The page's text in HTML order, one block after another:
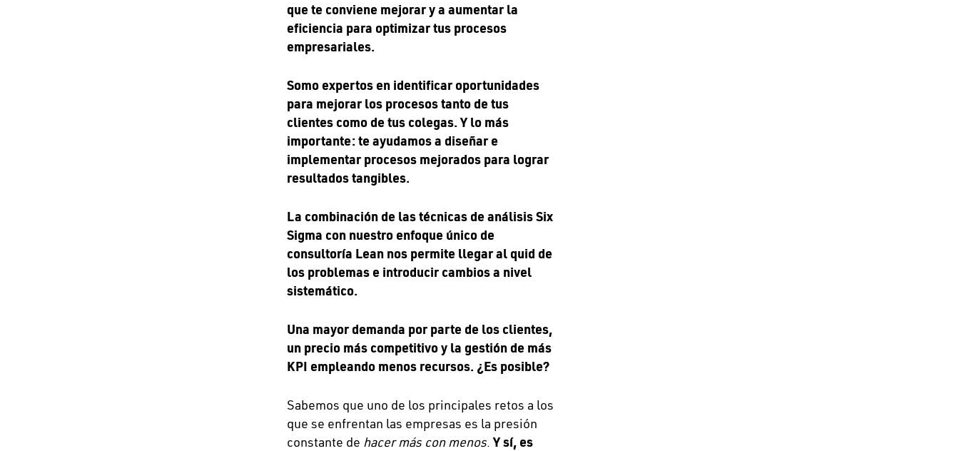
que te conviene mejorar y a aumentar la
eficiencia para optimizar tus procesos
empresariales.
Somo expertos en identificar oportunidades
para mejorar los procesos tanto de tus
clientes como de tus colegas. Y lo más
importante: te ayudamos a diseñar e
implementar procesos mejorados para lograr
resultados tangibles.
La combinación de las técnicas de análisis Six
Sigma con nuestro enfoque único de
consultoría Lean nos permite llegar al quid de
los problemas e introducir cambios a nivel
sistemático.
Una mayor demanda por parte de los clientes,
un precio más competitivo y la gestión de más
KPI empleando menos recursos. ¿Es posible?
Sabemos que uno de los principales retos a los
que se enfrentan las empresas es la presión
constante de hacer más con menos.Y sí, es